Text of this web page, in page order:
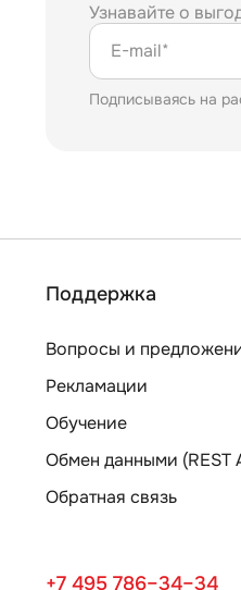
Узнавайте о
E-mail*
Подписываясь на
Поддержка
Вопросы и
Рекламации
Обучение
Обмен данными (REST
Обратная связь
+7 495 786–34–34